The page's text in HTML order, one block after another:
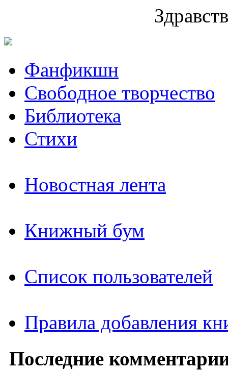
Фанфикшн
Свободное творчество
Библиотека
Стихи
Новостная лента
Книжный бум
Список пользователей
Правила добавления
Последние